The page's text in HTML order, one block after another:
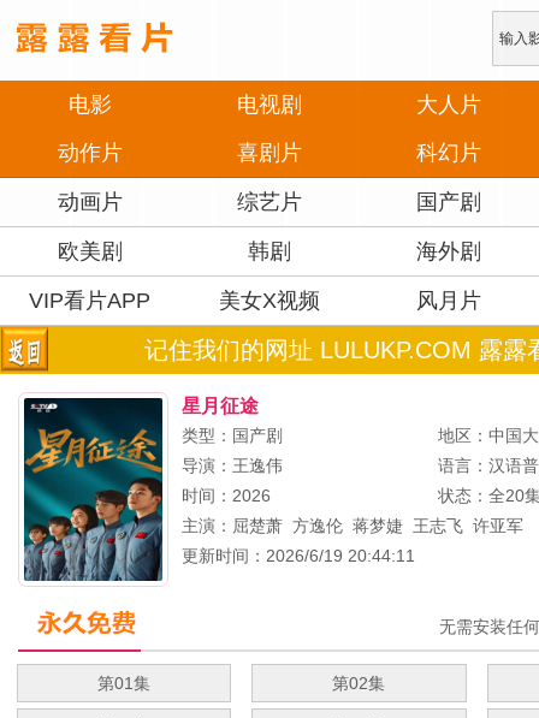
电影 电视剧
大人片
动作片
喜剧片 科幻片
动画片 综艺片 国产剧
欧美剧 韩剧 海外剧
VIP看片APP 美女X视频 风月片
记住我们的网址 LULUKP.COM 露露
星月征途
类型：国产剧
地区：中国
导演： 王逸伟
语言：汉语
时间：2026
状态：全20
主演： 屈楚萧 方逸伦 蒋梦婕 王志飞 许亚军
更新时间：2026/6/19 20:44:11
无需安装任
第01集 第02集